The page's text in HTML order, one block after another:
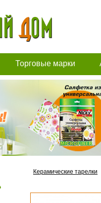
Торговые марки
Керамические тарелки